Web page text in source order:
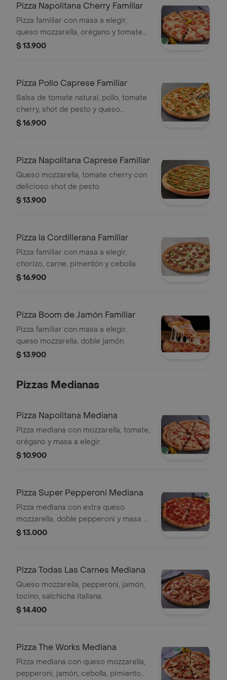
Pizza Napolitana Cherry Familiar
Pizza familiar con masa a elegir,
queso mozzarella, orégano y tomate
cherry.
$ 13.900
Pizza Pollo Caprese Familiar
Salsa de tomate natural, pollo, tomate
cherry, shot de pesto y queso
mozzarella.
$ 16.900
Pizza Napolitana Caprese Familiar
Queso mozzarella, tomate cherry con
delicioso shot de pesto.
$ 13.900
Pizza la Cordillerana Familiar
Pizza familiar con masa a elegir,
chorizo, carne, pimentón y cebolla.
$ 16.900
Pizza Boom de Jamón Familiar
Pizza familiar con masa a elegir,
queso mozzarella, doble jamón.
$ 13.900
Pizzas Medianas
Pizza Napolitana Mediana
Pizza mediana con mozzarella, tomate,
orégano y masa a elegir.
$ 10.900
Pizza Super Pepperoni Mediana
Pizza mediana con extra queso
mozzarella, doble pepperoni y masa a
elegir.
$ 13.000
Pizza Todas Las Carnes Mediana
Queso mozzarella, pepperoni, jamón,
tocino, salchicha italiana.
$ 14.400
Pizza The Works Mediana
Pizza mediana con queso mozzarella,
pepperoni, jamón, cebolla, pimiento